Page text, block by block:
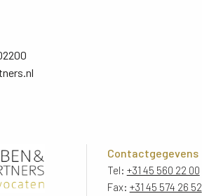
Contactgegevens
Tel: +31 45 560 22 00
Fax: +31 45 574 26 52